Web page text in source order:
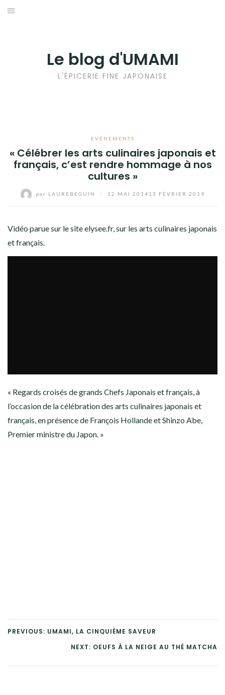
Aller
Le blog d'UMAMI
L'ÉPICERIE FINE JAPONAISE
EVÈNEMENTS
« Célébrer les arts culinaires japonais et
français, c’est rendre hommage à nos
cultures »
par LAUREBEGUIN 12 MAI 2014 13 FÉVRIER 2019
Vidéo parue sur le site elysee.fr, sur les arts culinaires japonais
et français.
« Regards croisés de grands Chefs Japonais et français, à
l’occasion de la célébration des arts culinaires japonais et
français, en présence de François Hollande et Shinzo Abe,
Premier ministre du Japon. »
PREVIOUS: UMAMI, LA CINQUIÈME SAVEUR
NEXT: OEUFS À LA NEIGE AU THÉ MATCHA